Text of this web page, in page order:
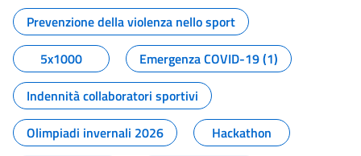
Tutti i contenuti della pagina
Prevenzione della violenza nello sport
5x1000
Emergenza COVID-19 (1)
Indennità collaboratori sportivi
Olimpiadi invernali 2026
Hackathon